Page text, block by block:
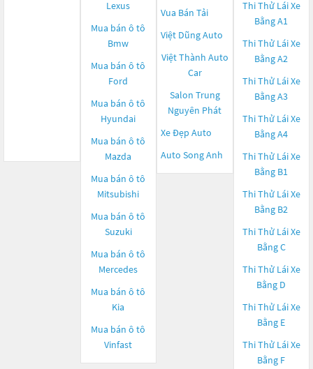
Lexus
Mua bán ô tô
Bmw
Mua bán ô tô
Ford
Mua bán ô tô
Hyundai
Mua bán ô tô
Mazda
Mua bán ô tô
Mitsubishi
Mua bán ô tô
Suzuki
Mua bán ô tô
Mercedes
Mua bán ô tô
Kia
Mua bán ô tô
Vinfast
Vua Bán Tải
Việt Dũng Auto
Việt Thành Auto
Car
Salon Trung
Nguyên Phát
Xe Đẹp Auto
Auto Song Anh
Thi Thử Lái Xe
Bằng A1
Thi Thử Lái Xe
Bằng A2
Thi Thử Lái Xe
Bằng A3
Thi Thử Lái Xe
Bằng A4
Thi Thử Lái Xe
Bằng B1
Thi Thử Lái Xe
Bằng B2
Thi Thử Lái Xe
Bằng C
Thi Thử Lái Xe
Bằng D
Thi Thử Lái Xe
Bằng E
Thi Thử Lái Xe
Bằng F